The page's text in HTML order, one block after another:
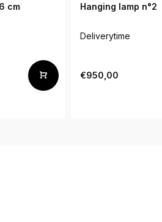
cm Hanging lamp n°2
Deliverytime
€950,00